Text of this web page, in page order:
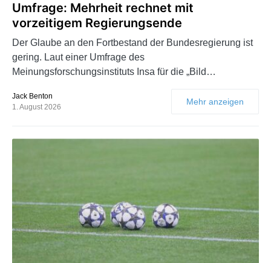
Umfrage: Mehrheit rechnet mit
vorzeitigem Regierungsende
Der Glaube an den Fortbestand der Bundesregierung ist
gering. Laut einer Umfrage des
Meinungsforschungsinstituts Insa für die „Bild…
Jack Benton
1. August 2026
Mehr anzeigen